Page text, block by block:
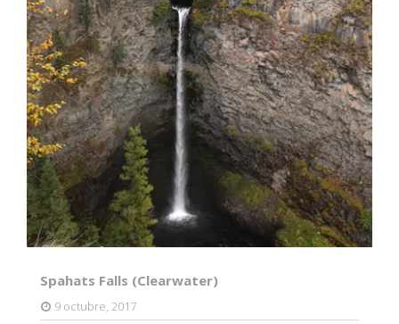
Spahats Falls (Clearwater)
9 octubre, 2017